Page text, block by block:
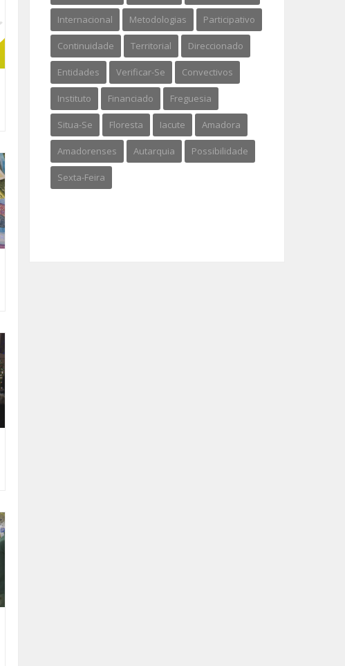
Internacional Metodologias Participativo
Continuidade Territorial Direccionado
Entidades Verificar-Se Convectivos
Instituto Financiado Freguesia
Situa-Se Floresta Iacute Amadora
Amadorenses Autarquia Possibilidade
Sexta-Feira